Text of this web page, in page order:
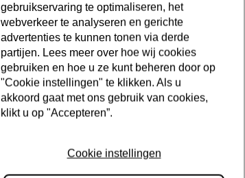
gebruikservaring te optimaliseren, het
webverkeer te analyseren en gerichte
advertenties te kunnen tonen via derde
partijen. Lees meer over hoe wij cookies
gebruiken en hoe u ze kunt beheren door op
"Cookie instellingen" te klikken. Als u
akkoord gaat met ons gebruik van cookies,
klikt u op "Accepteren”.
Cookie instellingen